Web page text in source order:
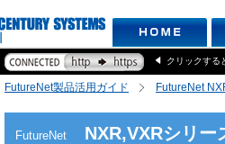
クリックする
FutureNet製品活用ガイド FutureNet
FutureNet NXR,VXRシリー